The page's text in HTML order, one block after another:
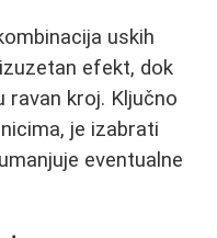
uskih
efekt, dok
ravan kroj. Ključno
je izabrati
eventualne